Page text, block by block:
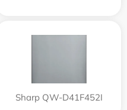
Sharp QW-D41F452I